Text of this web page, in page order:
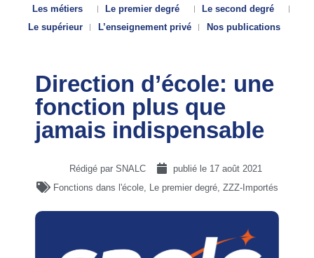
Les métiers
Le premier degré
Le second degré
Le supérieur
L’enseignement privé Nos publications
Direction d’école: une
fonction plus que
jamais indispensable
Rédigé par SNALC publié le 17 août 2021
Fonctions dans l'école, Le premier degré, ZZZ-Importés